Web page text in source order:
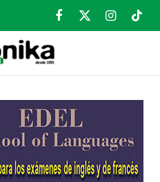
Facebook
X
Instagram